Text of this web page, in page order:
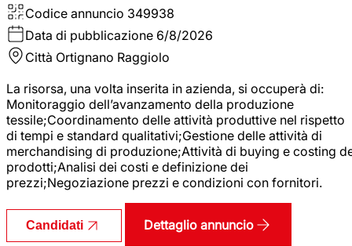
Codice annuncio 349938
Data di pubblicazione 6/8/2026
Città Ortignano Raggiolo
La risorsa, una volta inserita in azienda, si occuperà di:
Monitoraggio dell’avanzamento della produzione
tessile;Coordinamento delle attività produttive nel rispetto
di tempi e standard qualitativi;Gestione delle attività di
merchandising di produzione;Attività di buying e costing
prodotti;Analisi dei costi e definizione dei
prezzi;Negoziazione prezzi e condizioni con fornitori.
Candidati Dettaglio annuncio